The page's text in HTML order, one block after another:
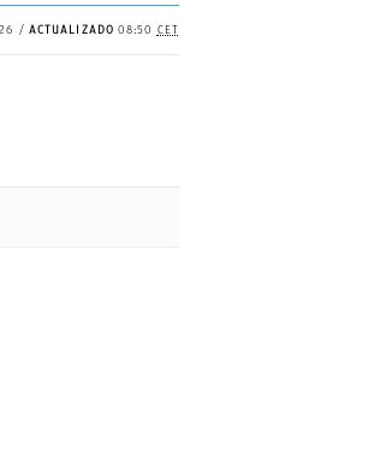
ACTUALIZADO 08:50 CET